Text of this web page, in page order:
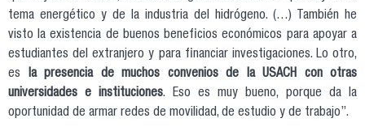
tema energético y de la industria del hidrógeno. (…) También he
visto la existencia de buenos beneficios económicos para apoyar a
estudiantes del extranjero y para financiar investigaciones. Lo otro,
es la presencia de muchos convenios de la USACH con otras
universidades e instituciones. Eso es muy bueno, porque da la
oportunidad de armar redes de movilidad, de estudio y de trabajo”.